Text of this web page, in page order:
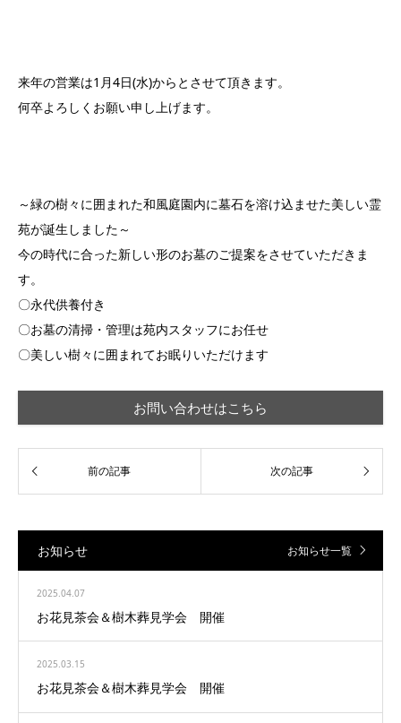
来年の営業は1月4日(水)からとさせて頂きます。
何卒よろしくお願い申し上げます。
～緑の樹々に囲まれた和風庭園内に墓石を溶け込ませた美しい霊
苑が誕生しました～
今の時代に合った新しい形のお墓のご提案をさせていただきま
す。
〇永代供養付き
〇お墓の清掃・管理は苑内スタッフにお任せ
〇美しい樹々に囲まれてお眠りいただけます
お問い合わせはこちら
お知らせ お知らせ一覧
2025.04.07
お花見茶会＆樹木葬見学会 開催
2025.03.15
お花見茶会＆樹木葬見学会 開催